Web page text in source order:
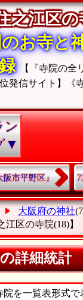
之江区
お寺と
【『寺院の全
発信サイト】《
ン
▼
阪市平野区』
大阪府の神社
江区の寺院(18)】
詳細統計
を一覧表形式で